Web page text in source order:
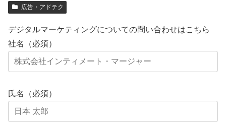
広告・アドテク
デジタルマーケティングについての問い合わせはこちら
社名（必須）
氏名（必須）